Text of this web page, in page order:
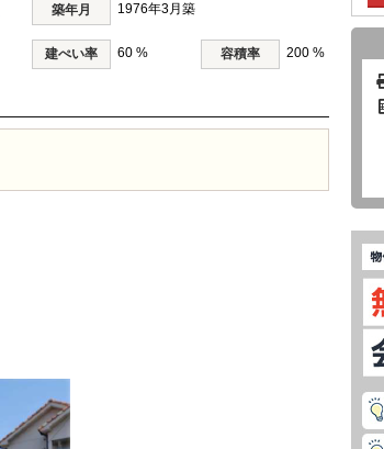
築年月 1976年3月築
建ぺい率 60 % 容積率 200 %